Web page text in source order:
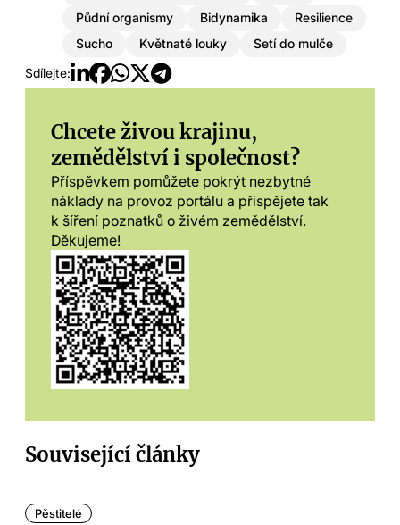
Půdní organismy Bidynamika
Resilience
Sucho
Květnaté louky Setí do mulče
Sdílejte:
Chcete živou krajinu,
zemědělství i společnost?
Příspěvkem pomůžete pokrýt nezbytné
náklady na provoz portálu a přispějete tak
k šíření poznatků o živém zemědělství.
Děkujeme!
Související články
Pěstitelé